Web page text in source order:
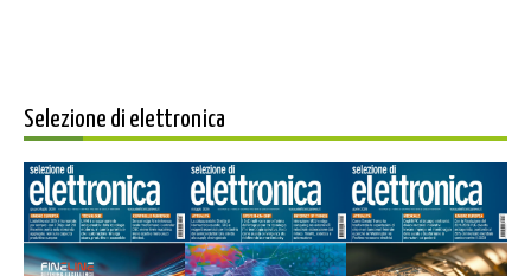
Selezione di elettronica